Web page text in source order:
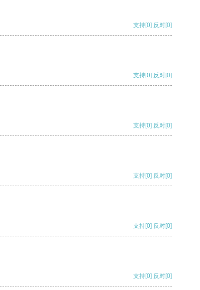
支持[0] 反对[0]
支持[0] 反对[0]
支持[0] 反对[0]
支持[0] 反对[0]
支持[0] 反对[0]
支持[0] 反对[0]